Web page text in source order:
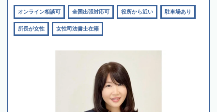
オンライン相談可 全国出張対応可 役所から近い 駐車場あり
所長が女性 女性司法書士在籍